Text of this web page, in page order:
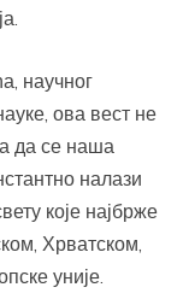
научног
ова вест не
да се наша
налази
које најбрже
Хрватском,
уније.